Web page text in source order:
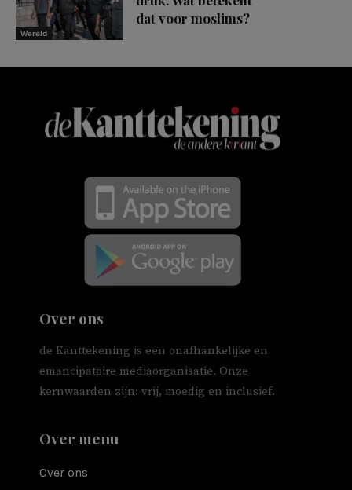
Wereld
dat voor moslims?
Over ons
de Kanttekening is een onafhankelijke en
emancipatoire mediaorganisatie. Onze
kernwaarden zijn: vrij, moedig en inclusief.
Over menu
Over ons